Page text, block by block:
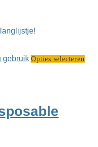
Opties selecterenDit